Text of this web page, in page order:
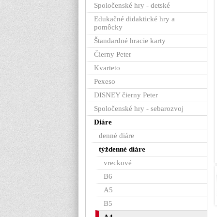
Spoločenské hry - detské
Edukačné didaktické hry a
pomôcky
Štandardné hracie karty
Čierny Peter
Kvarteto
Pexeso
DISNEY čierny Peter
Spoločenské hry - sebarozvoj
Diáre
denné diáre
týždenné diáre
vreckové
B6
A5
B5